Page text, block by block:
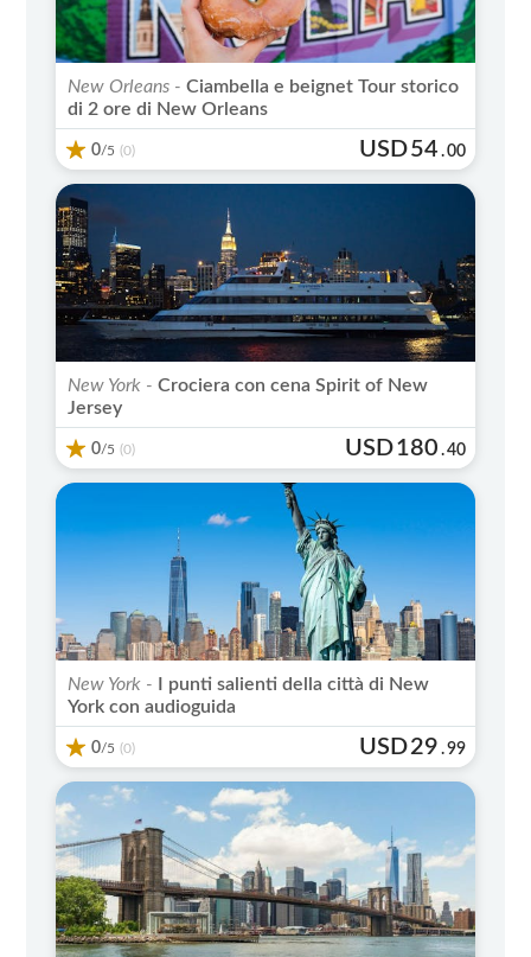
New Orleans - Ciambella e beignet Tour storico
di 2 ore di New Orleans
0/5 (0) USD54 .00
New York - Crociera con cena Spirit of New
Jersey
0/5 (0) USD180 .40
New York - I punti salienti della città di New
York con audioguida
0/5 (0) USD29 .99